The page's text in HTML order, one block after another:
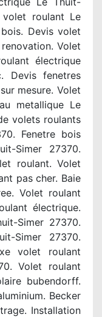
volet roulant Le
Devis volet
Volet
électrique
Devis fenetres
mesure. Volet
metallique Le
volets roulants
Fenetre bois
Simer 27370.
roulant. Volet
pas cher. Baie
Volet roulant
électrique.
Simer 27370.
Simer 27370.
volet roulant
Volet roulant
bubendorff.
Becker
Installation